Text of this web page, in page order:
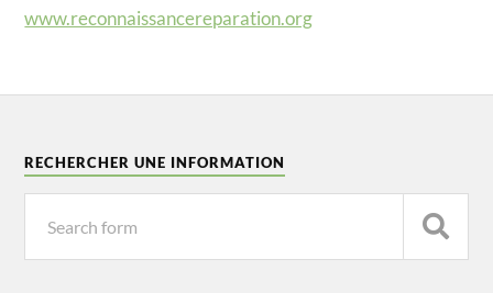
www.reconnaissancereparation.org
RECHERCHER UNE INFORMATION